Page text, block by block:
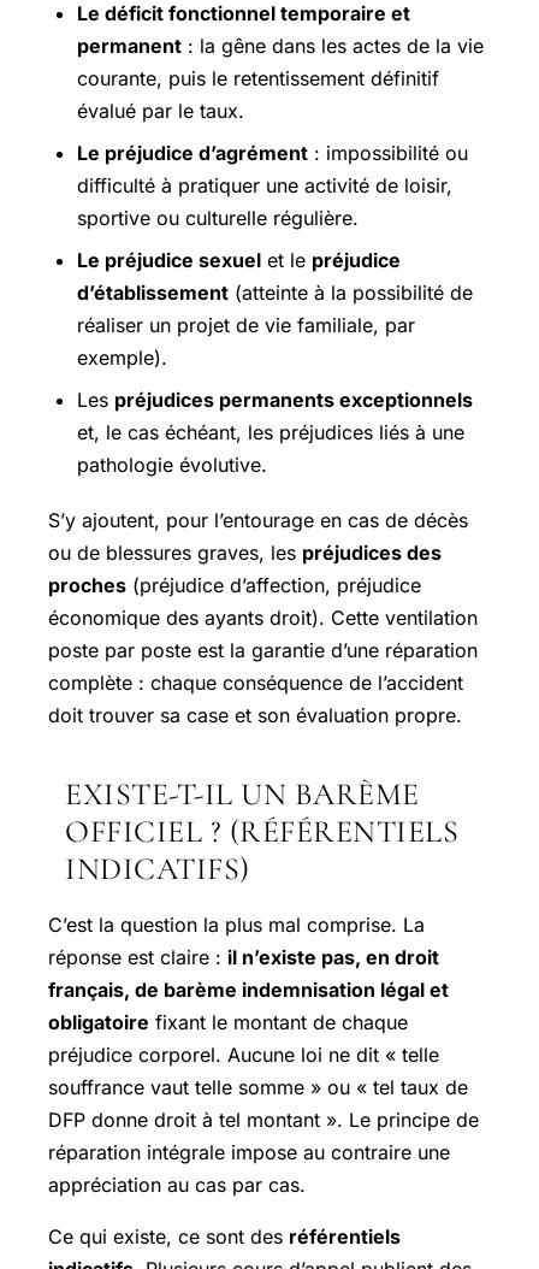
Le déficit fonctionnel temporaire et
permanent : la gêne dans les actes de la vie
courante, puis le retentissement définitif
évalué par le taux.
Le préjudice d’agrément : impossibilité ou
difficulté à pratiquer une activité de loisir,
sportive ou culturelle régulière.
Le préjudice sexuel et le préjudice
d’établissement (atteinte à la possibilité de
réaliser un projet de vie familiale, par
exemple).
Les préjudices permanents exceptionnels
et, le cas échéant, les préjudices liés à une
pathologie évolutive.
S’y ajoutent, pour l’entourage en cas de décès
ou de blessures graves, les préjudices des
proches (préjudice d’affection, préjudice
économique des ayants droit). Cette ventilation
poste par poste est la garantie d’une réparation
complète : chaque conséquence de l’accident
doit trouver sa case et son évaluation propre.
EXISTE-T-IL UN BARÈME
OFFICIEL ? (RÉFÉRENTIELS
INDICATIFS)
C’est la question la plus mal comprise. La
réponse est claire : il n’existe pas, en droit
français, de barème indemnisation légal et
obligatoire fixant le montant de chaque
préjudice corporel. Aucune loi ne dit « telle
souffrance vaut telle somme » ou « tel taux de
DFP donne droit à tel montant ». Le principe de
réparation intégrale impose au contraire une
appréciation au cas par cas.
Ce qui existe, ce sont des référentiels